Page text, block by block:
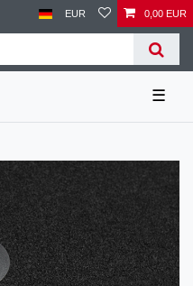
EUR 0,00 EUR
☰